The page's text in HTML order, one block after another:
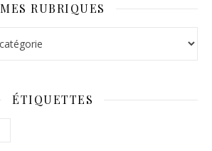
MES RUBRIQUES
ÉTIQUETTES